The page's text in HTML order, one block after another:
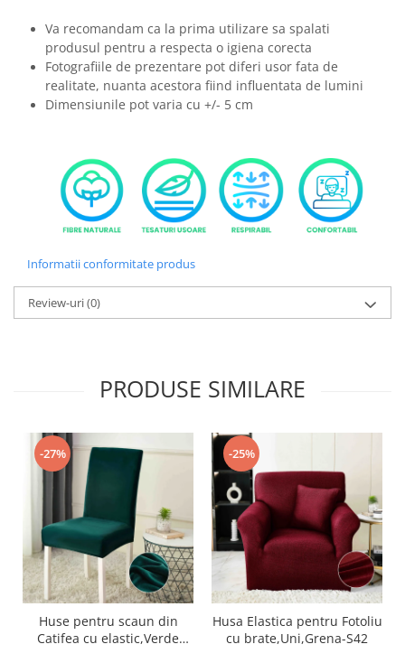
Va recomandam ca la prima utilizare sa spalati
produsul pentru a respecta o igiena corecta
Fotografiile de prezentare pot diferi usor fata de
realitate, nuanta acestora fiind influentata de lumini
Dimensiunile pot varia cu +/- 5 cm
Informatii conformitate produs
Review-uri(0)
PRODUSE SIMILARE
-27%
Huse pentru scaun din
Catifea cu elastic,Verde
-25%
Husa Elastica pentru Fotoliu
cu brate,Uni,Grena-S42